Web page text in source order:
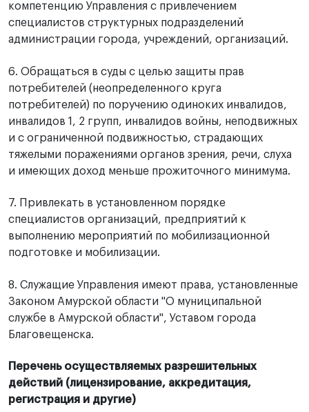
компетенцию Управления с привлечением
специалистов структурных подразделений
администрации города, учреждений, организаций.
6. Обращаться в суды с целью защиты прав
потребителей (неопределенного круга
потребителей) по поручению одиноких инвалидов,
инвалидов 1, 2 групп, инвалидов войны, неподвижных
и с ограниченной подвижностью, страдающих
тяжелыми поражениями органов зрения, речи, слуха
и имеющих доход меньше прожиточного минимума.
7. Привлекать в установленном порядке
специалистов организаций, предприятий к
выполнению мероприятий по мобилизационной
подготовке и мобилизации.
8. Служащие Управления имеют права, установленные
Законом Амурской области "О муниципальной
службе в Амурской области", Уставом города
Благовещенска.
Перечень осуществляемых разрешительных
действий (лицензирование, аккредитация,
регистрация и другие)